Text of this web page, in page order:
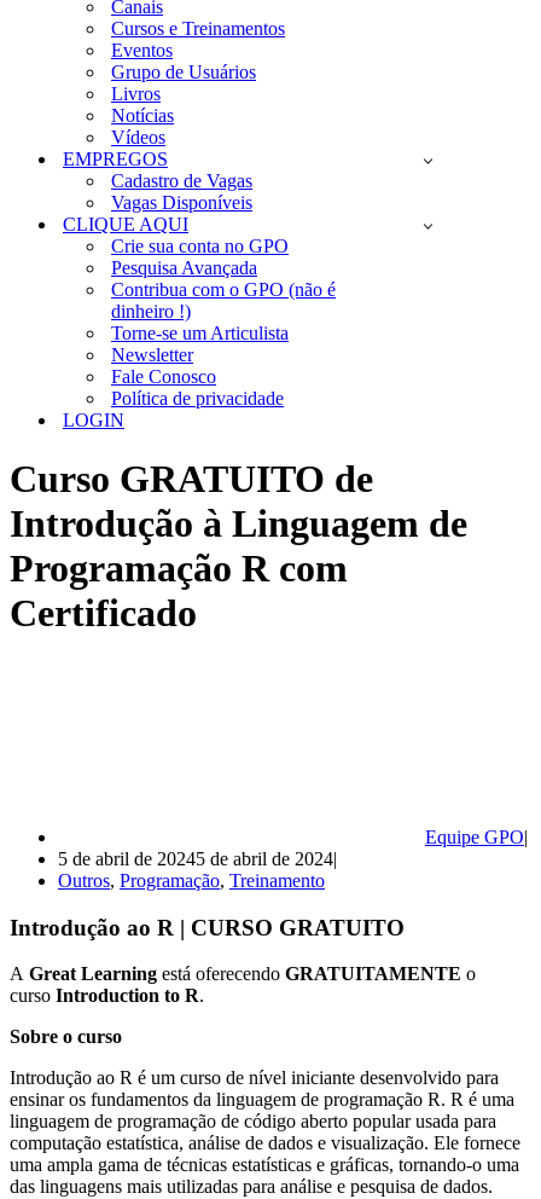
Canais
Cursos e Treinamentos
Eventos
Grupo de Usuários
Livros
Notícias
Vídeos
EMPREGOS
Cadastro de Vagas
Vagas Disponíveis
CLIQUE AQUI
Crie sua conta no GPO
Pesquisa Avançada
Contribua com o GPO (não é
dinheiro !)
Torne-se um Articulista
Newsletter
Fale Conosco
Política de privacidade
LOGIN
Curso GRATUITO de
Introdução à Linguagem de
Programação R com
Certificado
Equipe GPO
5 de abril de 20245 de abril de 2024
Outros, Programação, Treinamento
Introdução ao R | CURSO GRATUITO
A Great Learning está oferecendo GRATUITAMENTE o
curso Introduction to R.
Sobre o curso
Introdução ao R é um curso de nível iniciante desenvolvido para
ensinar os fundamentos da linguagem de programação R. R é uma
linguagem de programação de código aberto popular usada para
computação estatística, análise de dados e visualização. Ele fornece
uma ampla gama de técnicas estatísticas e gráficas, tornando-o uma
das linguagens mais utilizadas para análise e pesquisa de dados.